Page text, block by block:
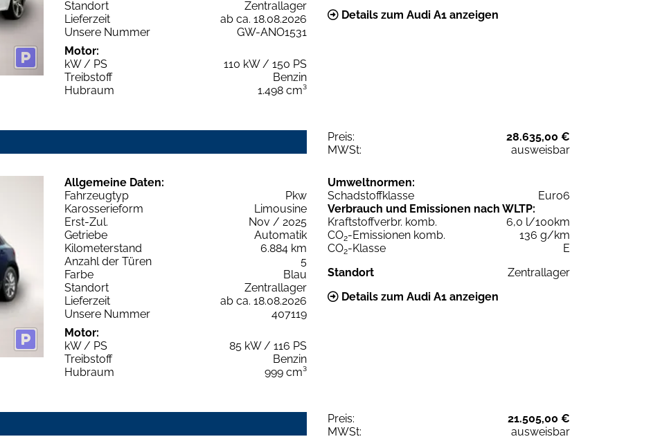
Standort
Zentrallager
Lieferzeit
ab ca. 18.08.2026
Unsere Nummer
GW-ANO1531
Motor:
kW / PS
110 kW / 150 PS
Treibstoff
Benzin
Hubraum
1.498 cm³
Details zum Audi A1 anzeigen
Preis:
28.635,00 €
MWSt:
ausweisbar
Allgemeine Daten:
Fahrzeugtyp
Pkw
Karosserieform
Limousine
Erst-Zul.
Nov / 2025
Getriebe
Automatik
Kilometerstand
6.884 km
Anzahl der Türen
5
Farbe
Blau
Standort
Zentrallager
Lieferzeit
ab ca. 18.08.2026
Unsere Nummer
407119
Motor:
kW / PS
85 kW / 116 PS
Treibstoff
Benzin
Hubraum
999 cm³
Umweltnormen:
Schadstoffklasse
Euro6
Verbrauch und Emissionen nach WLTP:
Kraftstoffverbr. komb.
6,0 l/100km
CO2-Emissionen komb.
136 g/km
CO2-Klasse
E
Standort
Zentrallager
Details zum Audi A1 anzeigen
Preis:
21.505,00 €
MWSt:
ausweisbar